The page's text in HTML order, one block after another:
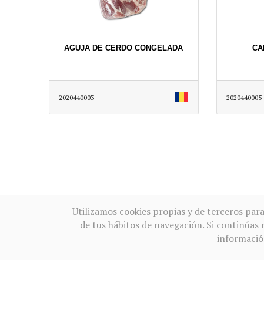
AGUJA DE CERDO CONGELADA
2020440003 2020440005
Utilizamos cookies propias y de terceros
de tus hábitos de navegación. Si continúas